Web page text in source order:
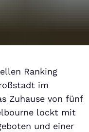
Ranking
im
Zuhause von fünf
lockt mit
und einer